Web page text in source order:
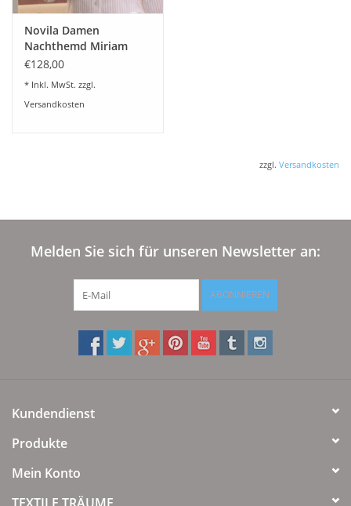
Novila Damen
Nachthemd Miriam
8366-1190-1-3 Farben
€128,00
* Inkl. MwSt. zzgl.
Versandkosten
zzgl. Versandkosten
Melden Sie sich für unseren Newsletter an:
ABONNIEREN
Kundendienst
Produkte
Mein Konto